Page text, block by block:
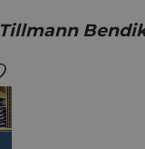
Tillmann